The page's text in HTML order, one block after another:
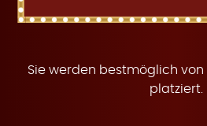
r Sie werden bestmöglich von
platziert.